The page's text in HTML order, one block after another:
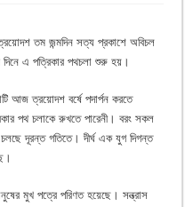
তম জন্মদিন সত্য প্রকাশে অবিচল
এ পত্রিকার পথচলা শুরু হয়।
আজ ত্রয়োদশ বর্ষে পদার্পন করতে
পথ চলাকে রুখতে পারেনী। বরং সকল
দূরন্ত গতিতে। দীর্ঘ এক যুগ দিগন্ত
মুখ পত্রে পরিণত হয়েছে। সন্ত্রাস